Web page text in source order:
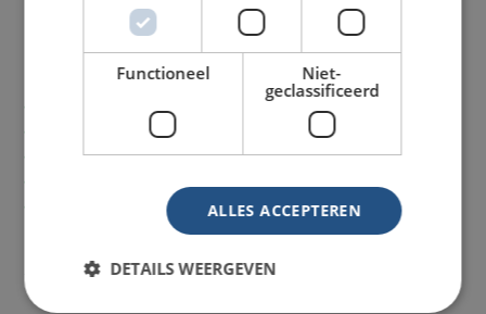
Onze service
prijzen
Spoed leveringmogelijk
Directtelefonisch advies
Vaste contactpersonen
Assortiment
Functioneel
Niet-
geclassificeerd
ALLES ACCEPTEREN
DETAILS WEERGEVEN